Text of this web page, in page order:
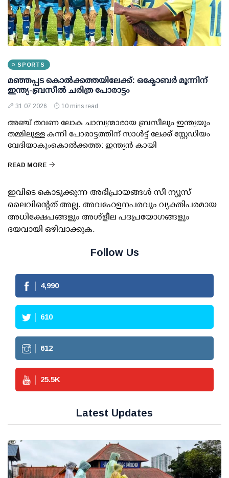
SPORTS
മഞ്ഞപ്പട കൊല്‍ക്കത്തയിലേക്ക്: ഒക്ടോബര്‍ മൂന്നിന്
ഇന്ത്യ-ബ്രസീല്‍ ചരിത്ര പോരാട്ടം
31 07 2026 10 mins read
അഞ്ച് തവണ ലോക ചാമ്പ്യന്മാരായ ബ്രസീലും ഇന്ത്യയും
തമ്മിലുള്ള കന്നി പോരാട്ടത്തിന് സാള്‍ട്ട് ലേക്ക് സ്റ്റേഡിയം
വേദിയാകുംകൊല്‍ക്കത്ത: ഇന്ത്യന്‍ കായി
READ MORE
ഇവിടെ കൊടുക്കുന്ന അഭിപ്രായങ്ങള്‍ സീ ന്യൂസ്
ലൈവിന്റെത് അല്ല. അവഹേളനപരവും വ്യക്തിപരമായ
അധിക്ഷേപങ്ങളും അശ്‌ളീല പദപ്രയോഗങ്ങളും
ദയവായി ഒഴിവാക്കുക.
Follow Us
4,990
610
612
25.5K
Latest Updates